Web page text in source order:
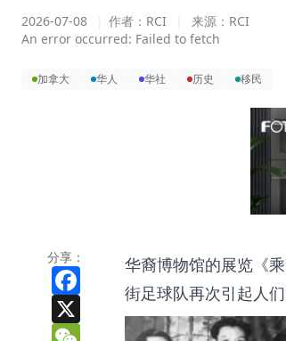
2026-07-08 作者： RCI 来源： RCI
An error occurred: Failed to fetch
加拿大 华人 华社 历史 移民
分享：
Facebook
WeChat
华裔博物馆的展览《
街足球队再次引起人们